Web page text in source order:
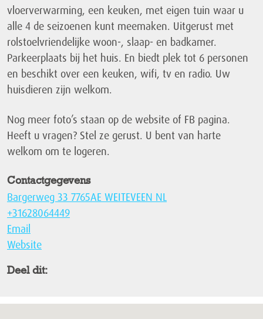
vloerverwarming, een keuken, met eigen tuin waar u
alle 4 de seizoenen kunt meemaken. Uitgerust met
rolstoelvriendelijke woon-, slaap- en badkamer.
Parkeerplaats bij het huis. En biedt plek tot 6 personen
en beschikt over een keuken, wifi, tv en radio. Uw
huisdieren zijn welkom.
Nog meer foto’s staan op de website of FB pagina.
Heeft u vragen? Stel ze gerust. U bent van harte
welkom om te logeren.
Contactgegevens
Bargerweg 33 7765AE WEITEVEEN NL
+31628064449
Email
Website
Deel dit: